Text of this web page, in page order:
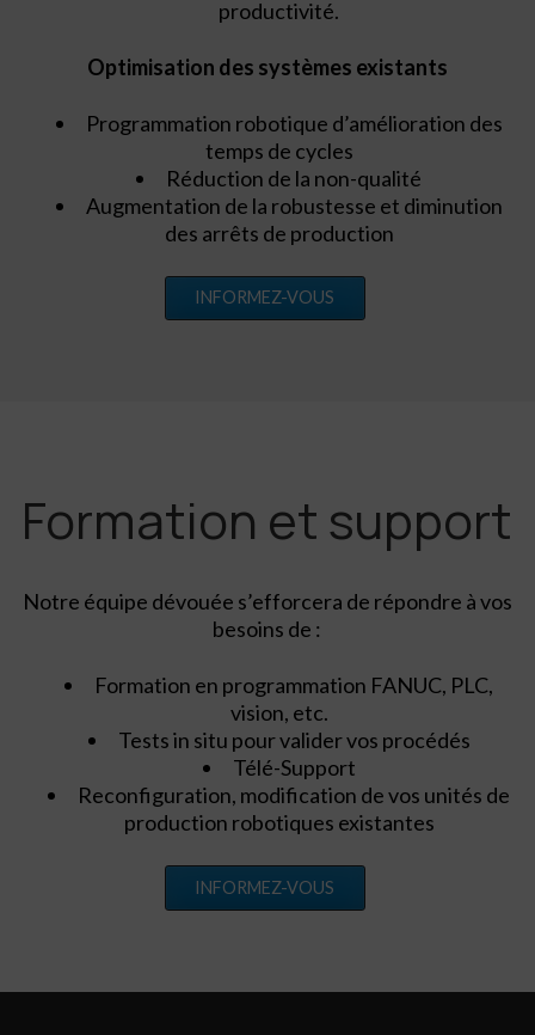
productivité.
Optimisation des systèmes existants
Programmation robotique d’amélioration des
temps de cycles
Réduction de la non-qualité
Augmentation de la robustesse et diminution
des arrêts de production
INFORMEZ-VOUS
Formation et support
Notre équipe dévouée s’efforcera de répondre à vos
besoins de :
Formation en programmation FANUC, PLC,
vision, etc.
Tests in situ pour valider vos procédés
Télé-Support
Reconfiguration, modification de vos unités de
production robotiques existantes
INFORMEZ-VOUS